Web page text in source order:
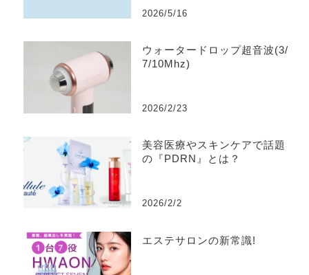
2026/5/16
ウォータードロップ超音波(3/
7/10Mhz)
2026/2/23
美容医療やスキンケアで話題
の『PDRN』とは？
2026/2/2
エステサロンの新常識!